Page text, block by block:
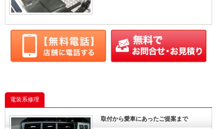
電装系修理
取付から愛車にあったご提案まで